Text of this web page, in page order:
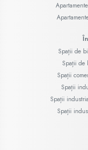
Spații de
Spații de
Spații
Spații
Spații
Spații